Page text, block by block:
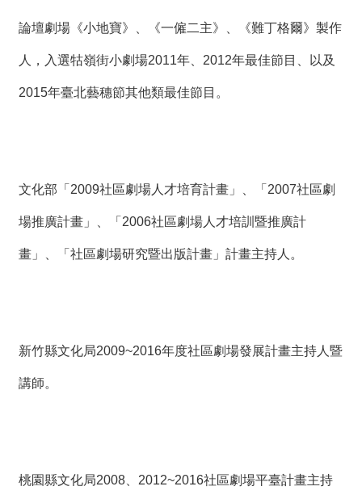
論壇劇場《小地寶》、《一僱二主》、《難丁格爾》製作
人，入選牯嶺街小劇場2011年、2012年最佳節目、以及
2015年臺北藝穗節其他類最佳節目。
文化部「2009社區劇場人才培育計畫」、「2007社區劇
場推廣計畫」、「2006社區劇場人才培訓暨推廣計
畫」、「社區劇場研究暨出版計畫」計畫主持人。
新竹縣文化局2009~2016年度社區劇場發展計畫主持人暨
講師。
桃園縣文化局2008、2012~2016社區劇場平臺計畫主持